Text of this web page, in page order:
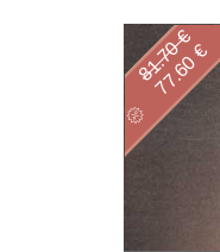
77.60 €
81.70 €